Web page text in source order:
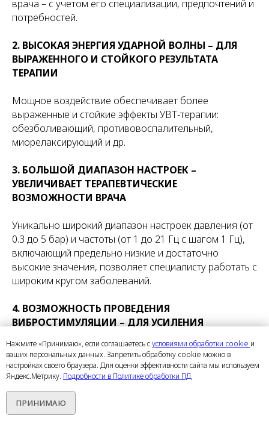
врача – с учетом его специализации, предпочтений и
потребностей.
2. ВЫСОКАЯ ЭНЕРГИЯ УДАРНОЙ ВОЛНЫ – ДЛЯ
ВЫРАЖЕННОГО И СТОЙКОГО РЕЗУЛЬТАТА
ТЕРАПИИ
Мощное воздействие обеспечивает более
выраженные и стойкие эффекты УВТ-терапии:
обезболивающий, противовоспалительный,
миорелаксирующий и др.
3. БОЛЬШОЙ ДИАПАЗОН НАСТРОЕК –
УВЕЛИЧИВАЕТ ТЕРАПЕВТИЧЕСКИЕ
ВОЗМОЖНОСТИ ВРАЧА
Уникально широкий диапазон настроек давления (от
0.3 до 5 бар) и частоты (от 1 до 21 Гц с шагом 1 Гц),
включающий предельно низкие и достаточно
высокие значения, позволяет специалисту работать с
широким кругом заболеваний.
4. ВОЗМОЖНОСТЬ ПРОВЕДЕНИЯ
ВИБРОСТИМУЛЯЦИИ – ДЛЯ УСИЛЕНИЯ
Дополнительный аппликатор V-ACTOR позволяет
проводить вибротерапию тканей на частоте до 50
Гц. Низкочастотное воздействие (21- 35 Гц)
активирует нервно-мышечную систему,
высокочастотное (36-50 Гц) оказывает
Нажмите «Принимаю», если соглашаетесь сусловиями обработки cookie и
ваших персональных данных. Запретить обработку cookie можно в
настройках своего браузера. Для оценки эффективности сайта мы используем
Яндекс.Метрику. Подробности в Политике обработки ПД
ПРИНИМАЮ